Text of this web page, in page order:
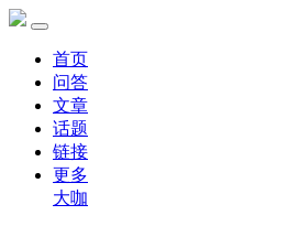
首页
问答
文章
话题
链接
更多
大咖